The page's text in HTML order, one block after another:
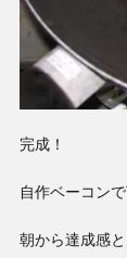
完成！
自作ベーコンで
朝から達成感